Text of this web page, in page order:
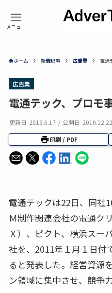
ホーム 新着記事 広告業 電通
広告業
電通テック、プロモ
更新日 2013.6.17 / 公開日 2010.12.22
印刷 / PDF
電通テックは22日、同社
Ｍ制作関連会社の電通ク
Ｘ）、ピクト、横浜スー
社を、2011年１月１日付
ると発表した。経営資源
ン領域に集中させ、競争